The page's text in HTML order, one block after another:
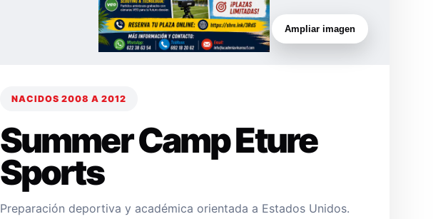
Ampliar imagen
NACIDOS 2008 A 2012
Summer Camp Eture
Sports
Preparación deportiva y académica orientada a Estados Unidos.